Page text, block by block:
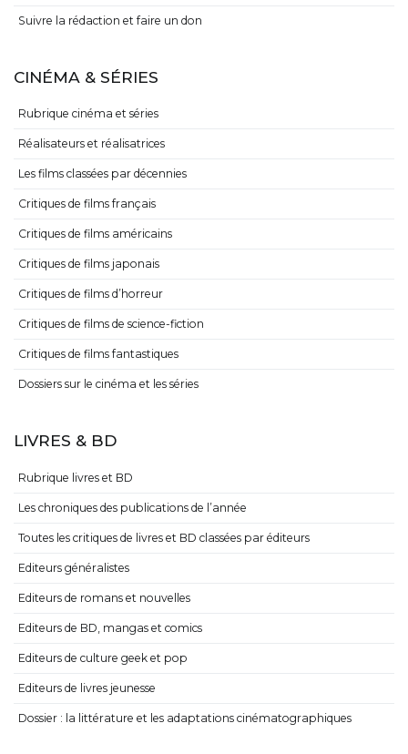
Suivre la rédaction et faire un don
CINÉMA & SÉRIES
Rubrique cinéma et séries
Réalisateurs et réalisatrices
Les films classées par décennies
Critiques de films français
Critiques de films américains
Critiques de films japonais
Critiques de films d’horreur
Critiques de films de science-fiction
Critiques de films fantastiques
Dossiers sur le cinéma et les séries
LIVRES & BD
Rubrique livres et BD
Les chroniques des publications de l’année
Toutes les critiques de livres et BD classées par éditeurs
Editeurs généralistes
Editeurs de romans et nouvelles
Editeurs de BD, mangas et comics
Editeurs de culture geek et pop
Editeurs de livres jeunesse
Dossier : la littérature et les adaptations cinématographiques